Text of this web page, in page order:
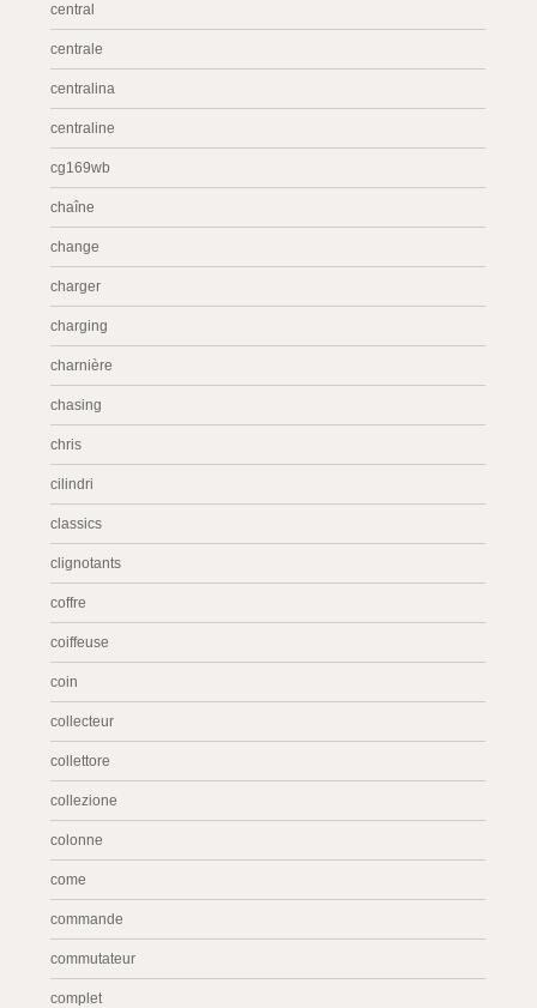
central
centrale
centralina
centraline
cg169wb
chaîne
change
charger
charging
charnière
chasing
chris
cilindri
classics
clignotants
coffre
coiffeuse
coin
collecteur
collettore
collezione
colonne
come
commande
commutateur
complet